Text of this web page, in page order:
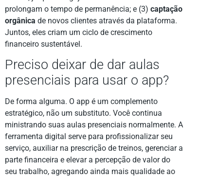
prolongam o tempo de permanência; e (3) captação
orgânica de novos clientes através da plataforma.
Juntos, eles criam um ciclo de crescimento
financeiro sustentável.
Preciso deixar de dar aulas
presenciais para usar o app?
De forma alguma. O app é um complemento
estratégico, não um substituto. Você continua
ministrando suas aulas presenciais normalmente. A
ferramenta digital serve para profissionalizar seu
serviço, auxiliar na prescrição de treinos, gerenciar a
parte financeira e elevar a percepção de valor do
seu trabalho, agregando ainda mais qualidade ao